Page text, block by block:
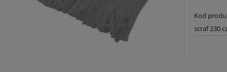
Kod
scraf 230